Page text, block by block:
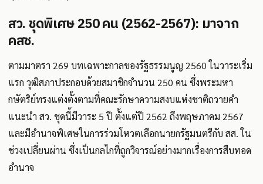
สว. ชุดพิเศษ 250 คน (2562-2567): มาจาก
คสช.
ตามมาตรา 269 บทเฉพาะกาลของรัฐธรรมนูญ 2560 ในวาระเริ่ม
แรก วุฒิสภาประกอบด้วยสมาชิกจำนวน 250 คน ซึ่งพระมหา
กษัตริย์ทรงแต่งตั้งตามที่คณะรักษาความสงบแห่งชาติถวายคำ
แนะนำ สว. ชุดนี้มีวาระ 5 ปี ตั้งแต่ปี 2562 ถึงพฤษภาคม 2567
และมีอำนาจพิเศษในการร่วมโหวตเลือกนายกรัฐมนตรีกับ สส. ใน
ช่วงเปลี่ยนผ่าน ซึ่งเป็นกลไกที่ถูกวิจารณ์อย่างมากเรื่องการสืบทอด
อำนาจ